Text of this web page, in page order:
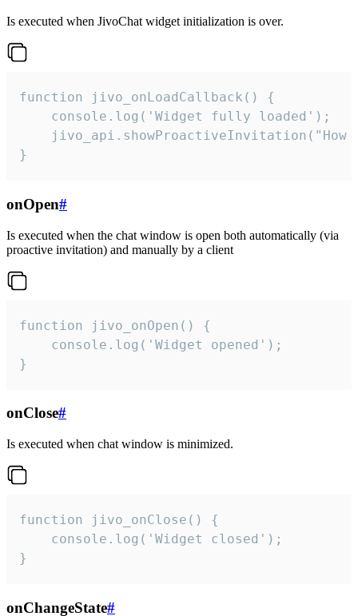
Is executed when JivoChat widget initialization is over.
function jivo_onLoadCallback() {
    console.log('Widget fully loaded');
jivo_api.showProactiveInvitation("How
}
onOpen#
Is executed when the chat window is open both automatically (via
proactive invitation) and manually by a client
function jivo_onOpen() {
    console.log('Widget opened');
}
onClose#
Is executed when chat window is minimized.
function jivo_onClose() {
    console.log('Widget closed');
}
onChangeState#